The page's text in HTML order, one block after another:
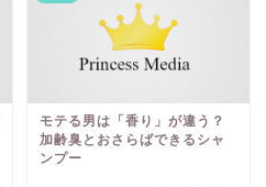
モテる男は「香り」が違う？
加齢臭とおさらばできるシャ
ンプー